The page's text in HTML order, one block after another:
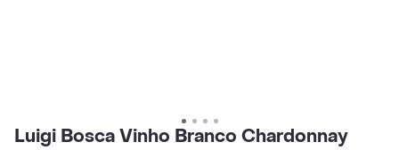
Luigi Bosca Vinho Branco Chardonnay